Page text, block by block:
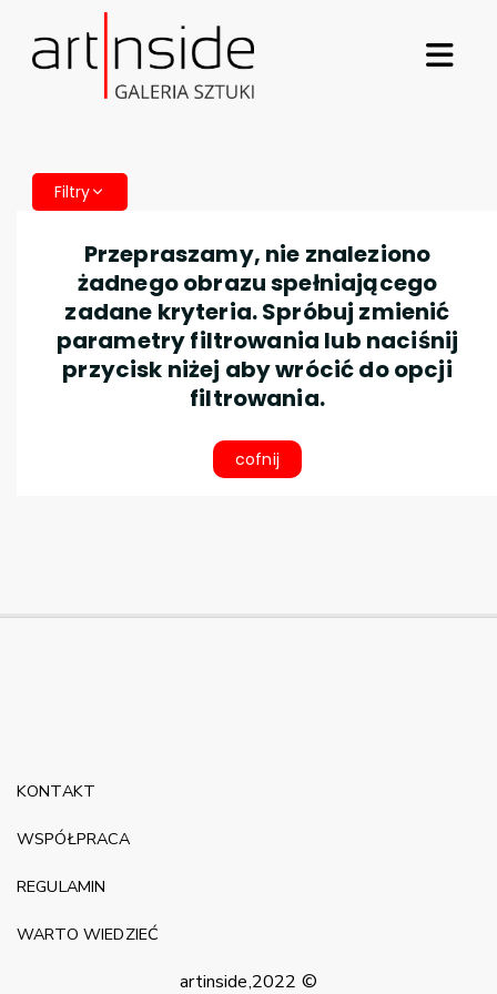
Filtry
Przepraszamy, nie znaleziono
żadnego obrazu spełniającego
zadane kryteria. Spróbuj zmienić
parametry filtrowania lub naciśnij
przycisk niżej aby wrócić do opcji
filtrowania.
cofnij
artinside,2022 ©
KONTAKT
WSPÓŁPRACA
REGULAMIN
WARTO WIEDZIEĆ